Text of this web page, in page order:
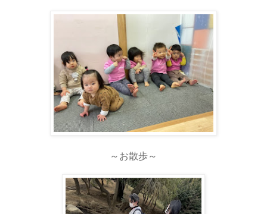
～お散歩～